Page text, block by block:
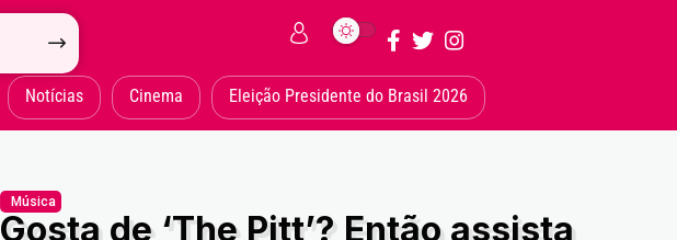
Notícias Cinema Eleição Presidente do Brasil 2026
Música
Gosta de ‘The Pitt’? Então assista